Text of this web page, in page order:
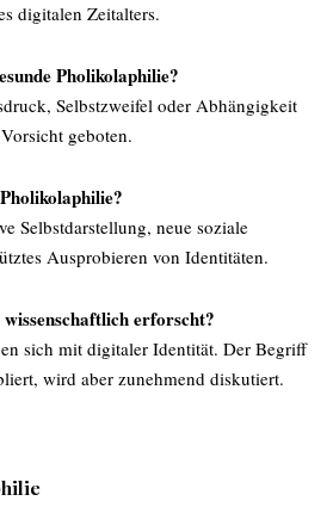
digitalen Zeitalters.
Pholikolaphilie?
Selbstzweifel oder Abhängigkeit
geboten.
Selbstdarstellung, neue soziale
Ausprobieren von Identitäten.
erforscht?
sich mit digitaler Identität. Der Begriff
wird aber zunehmend diskutiert.